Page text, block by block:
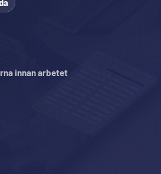
innan arbetet